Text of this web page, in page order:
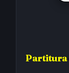
Partitura